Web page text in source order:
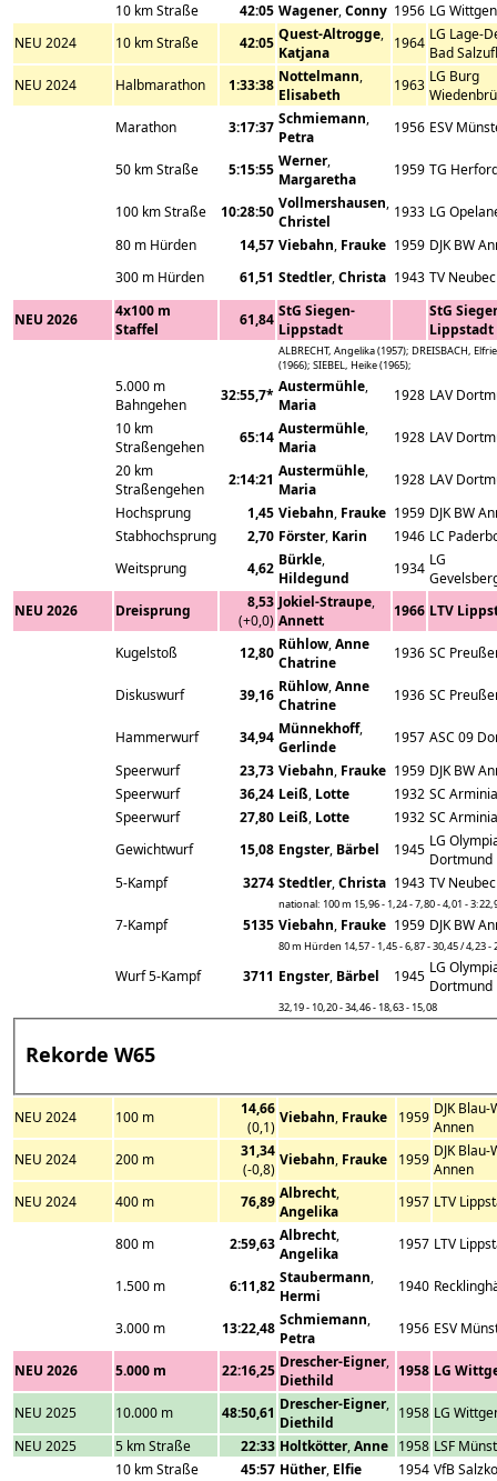
10 km Straße
42:05 Wagener,Conny 1956 LG
NEU 2024
10 km Straße 42:05 Quest-Altrogge,
Katjana
1964 LG Lage-
Bad
NEU 2024
Halbmarathon 1:33:38 Nottelmann,
Elisabeth
1963 LG Burg
Marathon
3:17:37 Schmiemann,
Petra
1956 ESV
50 km Straße 5:15:55 Werner,
Margaretha
1959 TG
100 km Straße 10:28:50 Vollmershausen,
Christel
1933 LG
80 m Hürden
14,57 Viebahn, Frauke 1959 DJK BW
300 m Hürden
61,51 Stedtler,Christa 1943 TV
NEU 2026
4x100 m
Staffel
61,84 StG Siegen-
Lippstadt
StG
Lippstadt
ALBRECHT, Angelika (1957); DREISBACH,
(1966); SIEBEL, Heike (1965);
5.000 m
Bahngehen
32:55,7* Austermühle,
Maria
1928 LAV
10 km
Straßengehen
65:14 Austermühle,
Maria
1928 LAV
20 km
Straßengehen
2:14:21 Austermühle,
Maria
1928 LAV
Hochsprung
1,45 Viebahn, Frauke 1959 DJK BW
Stabhochsprung
2,70 Förster, Karin 1946 LC
Weitsprung
4,62 Bürkle,
Hildegund
1934 LG
NEU 2026
Dreisprung
8,53
(+0,0)
Jokiel-Straupe,
Annett
1966 LTV
Kugelstoß 12,80 Rühlow,Anne
Chatrine
1936 SC
Diskuswurf 39,16 Rühlow,Anne
Chatrine
1936 SC
Hammerwurf 34,94 Münnekhoff,
Gerlinde
1957 ASC 09
Speerwurf
23,73 Viebahn, Frauke 1959 DJK BW
Speerwurf
36,24 Leiß, Lotte 1932 SC
Speerwurf
27,80 Leiß, Lotte 1932 SC
Gewichtwurf
15,08 Engster, Bärbel 1945 LG
Dortmund
5-Kampf
3274 Stedtler,Christa 1943 TV
national: 100 m 15,96 - 1,24 - 7,80 - 4,01 -
7-Kampf 5135 Viebahn, Frauke 1959 DJK BW
80 m Hürden 14,57 - 1,45 - 6,87 - 30,45 / 4,23 -
Wurf 5-Kampf 3711 Engster, Bärbel 1945 LG
Dortmund
32,19 - 10,20 - 34,46 - 18,63 - 15,08
Rekorde W65
NEU 2024 100 m
14,66
(0,1)
Viebahn, Frauke 1959 DJK Blau-
Annen
NEU 2024
200 m
31,34
(-0,8)
Viebahn, Frauke 1959 DJK Blau-
Annen
NEU 2024
400 m 76,89 Albrecht,
Angelika
1957 LTV
800 m 2:59,63 Albrecht,
Angelika
1957 LTV
1.500 m 6:11,82 Staubermann,
Hermi
1940
3.000 m 13:22,48 Schmiemann,
Petra
1956 ESV
NEU 2026 5.000 m 22:16,25 Drescher-Eigner,
Diethild
1958 LG
NEU 2025 10.000 m 48:50,61 Drescher-Eigner,
Diethild
1958 LG
NEU 2025
5 km Straße 22:33 Holtkötter,Anne 1958 LSF
10 km Straße
45:57 Hüther, Elfie 1954 VfB